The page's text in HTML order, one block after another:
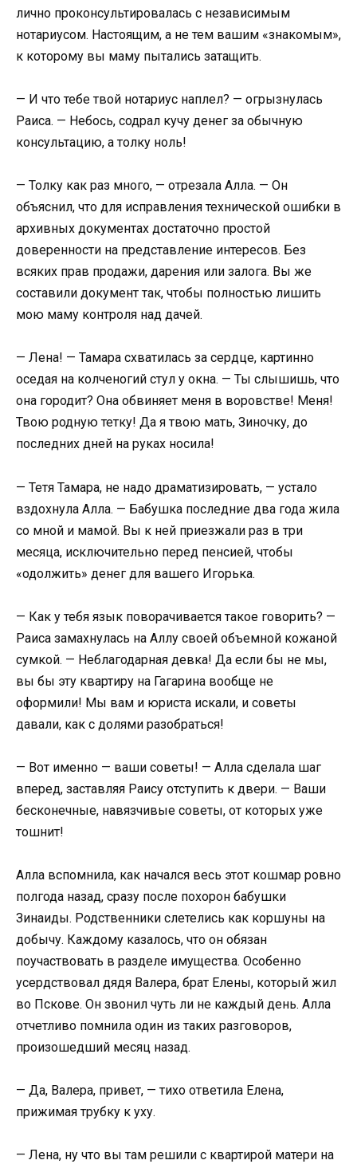
лично проконсультировалась с независимым
нотариусом. Настоящим, а не тем вашим «знакомым»,
к которому вы маму пытались затащить.
— И что тебе твой нотариус наплел? — огрызнулась
Раиса. — Небось, содрал кучу денег за обычную
консультацию, а толку ноль!
— Толку как раз много, — отрезала Алла. — Он
объяснил, что для исправления технической ошибки в
архивных документах достаточно простой
доверенности на представление интересов. Без
всяких прав продажи, дарения или залога. Вы же
составили документ так, чтобы полностью лишить
мою маму контроля над дачей.
— Лена! — Тамара схватилась за сердце, картинно
оседая на колченогий стул у окна. — Ты слышишь, что
она городит? Она обвиняет меня в воровстве! Меня!
Твою родную тетку! Да я твою мать, Зиночку, до
последних дней на руках носила!
— Тетя Тамара, не надо драматизировать, — устало
вздохнула Алла. — Бабушка последние два года жила
со мной и мамой. Вы к ней приезжали раз в три
месяца, исключительно перед пенсией, чтобы
«одолжить» денег для вашего Игорька.
— Как у тебя язык поворачивается такое говорить? —
Раиса замахнулась на Аллу своей объемной кожаной
сумкой. — Неблагодарная девка! Да если бы не мы,
вы бы эту квартиру на Гагарина вообще не
оформили! Мы вам и юриста искали, и советы
давали, как с долями разобраться!
— Вот именно — ваши советы! — Алла сделала шаг
вперед, заставляя Раису отступить к двери. — Ваши
бесконечные, навязчивые советы, от которых уже
тошнит!
Алла вспомнила, как начался весь этот кошмар ровно
полгода назад, сразу после похорон бабушки
Зинаиды. Родственники слетелись как коршуны на
добычу. Каждому казалось, что он обязан
поучаствовать в разделе имущества. Особенно
усердствовал дядя Валера, брат Елены, который жил
во Пскове. Он звонил чуть ли не каждый день. Алла
отчетливо помнила один из таких разговоров,
произошедший месяц назад.
— Да, Валера, привет, — тихо ответила Елена,
прижимая трубку к уху.
— Лена, ну что вы там решили с квартирой матери на